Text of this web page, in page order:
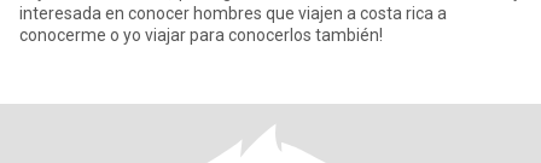
interesada en conocer hombres que viajen a costa rica a
conocerme o yo viajar para conocerlos también!